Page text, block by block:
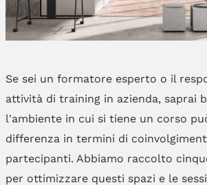
Se sei un formatore esperto o il
attività di training in azienda, saprai
l'ambiente in cui si tiene un corso
differenza in termini di
partecipanti. Abbiamo raccolto
per ottimizzare questi spazi e le